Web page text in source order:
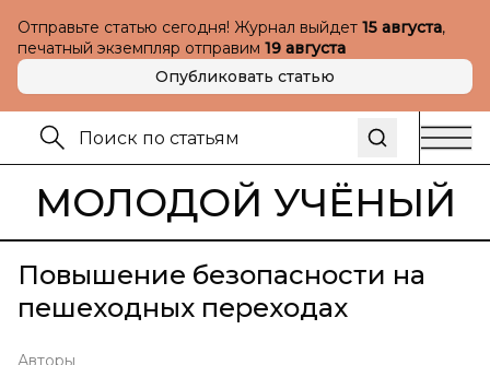
Отправьте статью сегодня! Журнал выйдет 15 августа,
печатный экземпляр отправим 19 августа
Опубликовать статью
МОЛОДОЙ УЧЁНЫЙ
Повышение безопасности на
пешеходных переходах
Авторы